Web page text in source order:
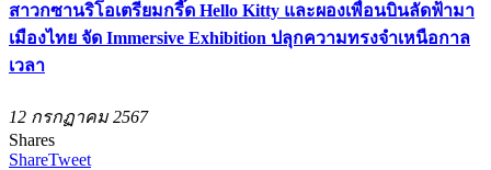
สาวกซานริโอเตรียมกรี๊ด Hello Kitty และผองเพื่อนบินลัดฟ้ามา
เมืองไทย จัด Immersive Exhibition ปลุกความทรงจำเหนือกาล
เวลา
12 กรกฏาคม 2567
Shares
ShareTweet